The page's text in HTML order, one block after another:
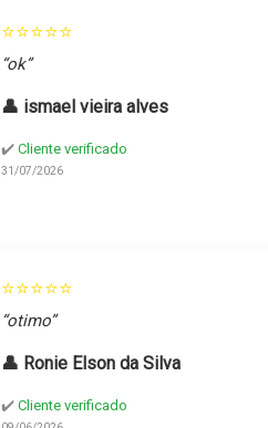
⭐⭐⭐⭐⭐
“ok”
👤 ismael vieira alves
✔️ Cliente verificado
31/07/2026
⭐⭐⭐⭐⭐
“otimo”
👤 Ronie Elson da Silva
✔️ Cliente verificado